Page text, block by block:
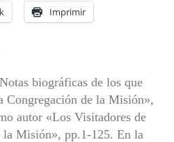
Imprimir
biográficas de los que
Congregación de la Misión»,
autor «Los Visitadores de
la Misión», pp.1-125. En la